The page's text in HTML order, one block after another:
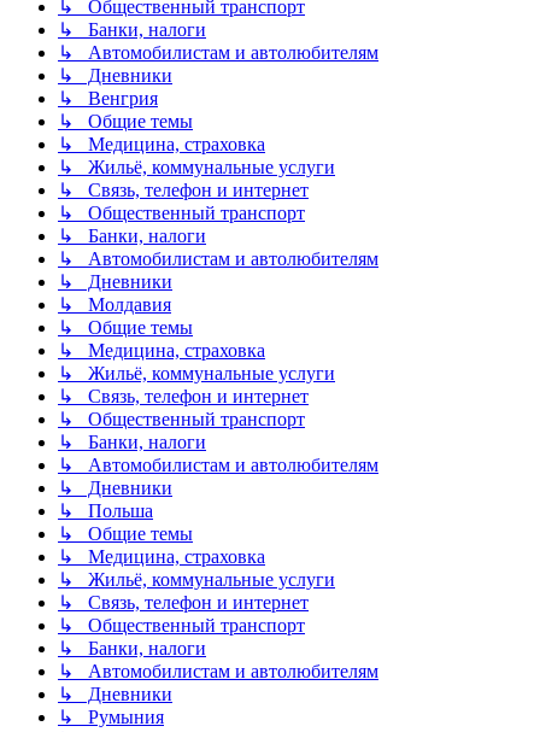
↳ Общественный транспорт
↳ Банки, налоги
↳ Автомобилистам и автолюбителям
↳ Дневники
↳ Венгрия
↳ Общие темы
↳ Медицина, страховка
↳ Жильё, коммунальные услуги
↳ Связь, телефон и интернет
↳ Общественный транспорт
↳ Банки, налоги
↳ Автомобилистам и автолюбителям
↳ Дневники
↳ Молдавия
↳ Общие темы
↳ Медицина, страховка
↳ Жильё, коммунальные услуги
↳ Связь, телефон и интернет
↳ Общественный транспорт
↳ Банки, налоги
↳ Автомобилистам и автолюбителям
↳ Дневники
↳ Польша
↳ Общие темы
↳ Медицина, страховка
↳ Жильё, коммунальные услуги
↳ Связь, телефон и интернет
↳ Общественный транспорт
↳ Банки, налоги
↳ Автомобилистам и автолюбителям
↳ Дневники
↳ Румыния